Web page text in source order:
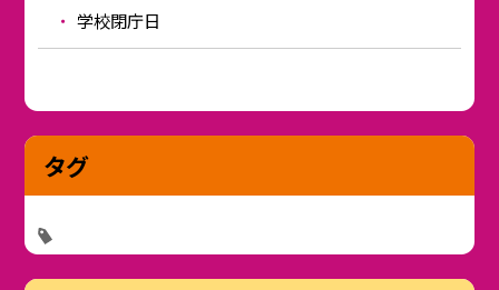
学校閉庁日
タグ